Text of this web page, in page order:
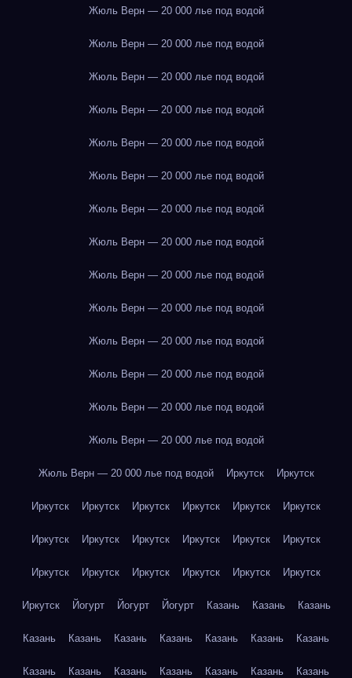
Жюль Верн — 20 000 лье под водой
Жюль Верн — 20 000 лье под водой
Жюль Верн — 20 000 лье под водой
Жюль Верн — 20 000 лье под водой
Жюль Верн — 20 000 лье под водой
Жюль Верн — 20 000 лье под водой
Жюль Верн — 20 000 лье под водой
Жюль Верн — 20 000 лье под водой
Жюль Верн — 20 000 лье под водой
Жюль Верн — 20 000 лье под водой
Жюль Верн — 20 000 лье под водой
Жюль Верн — 20 000 лье под водой
Жюль Верн — 20 000 лье под водой
Жюль Верн — 20 000 лье под водой
Жюль Верн — 20 000 лье под водой Иркутск Иркутск
Иркутск Иркутск Иркутск Иркутск Иркутск Иркутск
Иркутск Иркутск Иркутск Иркутск Иркутск Иркутск
Иркутск Иркутск Иркутск Иркутск Иркутск Иркутск
Иркутск Йогурт Йогурт Йогурт Казань Казань Казань
Казань Казань Казань Казань Казань Казань Казань
Казань Казань Казань Казань Казань Казань Казань